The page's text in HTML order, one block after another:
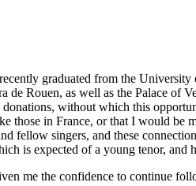
graduated from the
Rouen, as well as the Palace of
without which this
those in France, or that I would
fellow singers, and these
is expected of a young tenor,
me the confidence to continue